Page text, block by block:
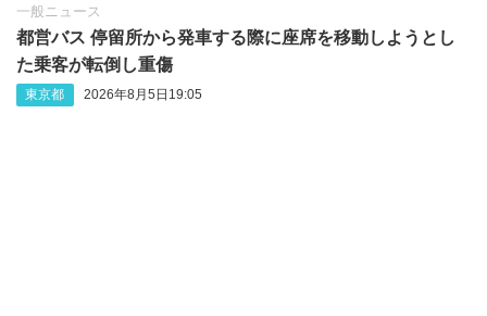
一般ニュース
都営バス 停留所から発車する際に座席を移動しようとし
た乗客が転倒し重傷
東京都 2026年8月5日19:05